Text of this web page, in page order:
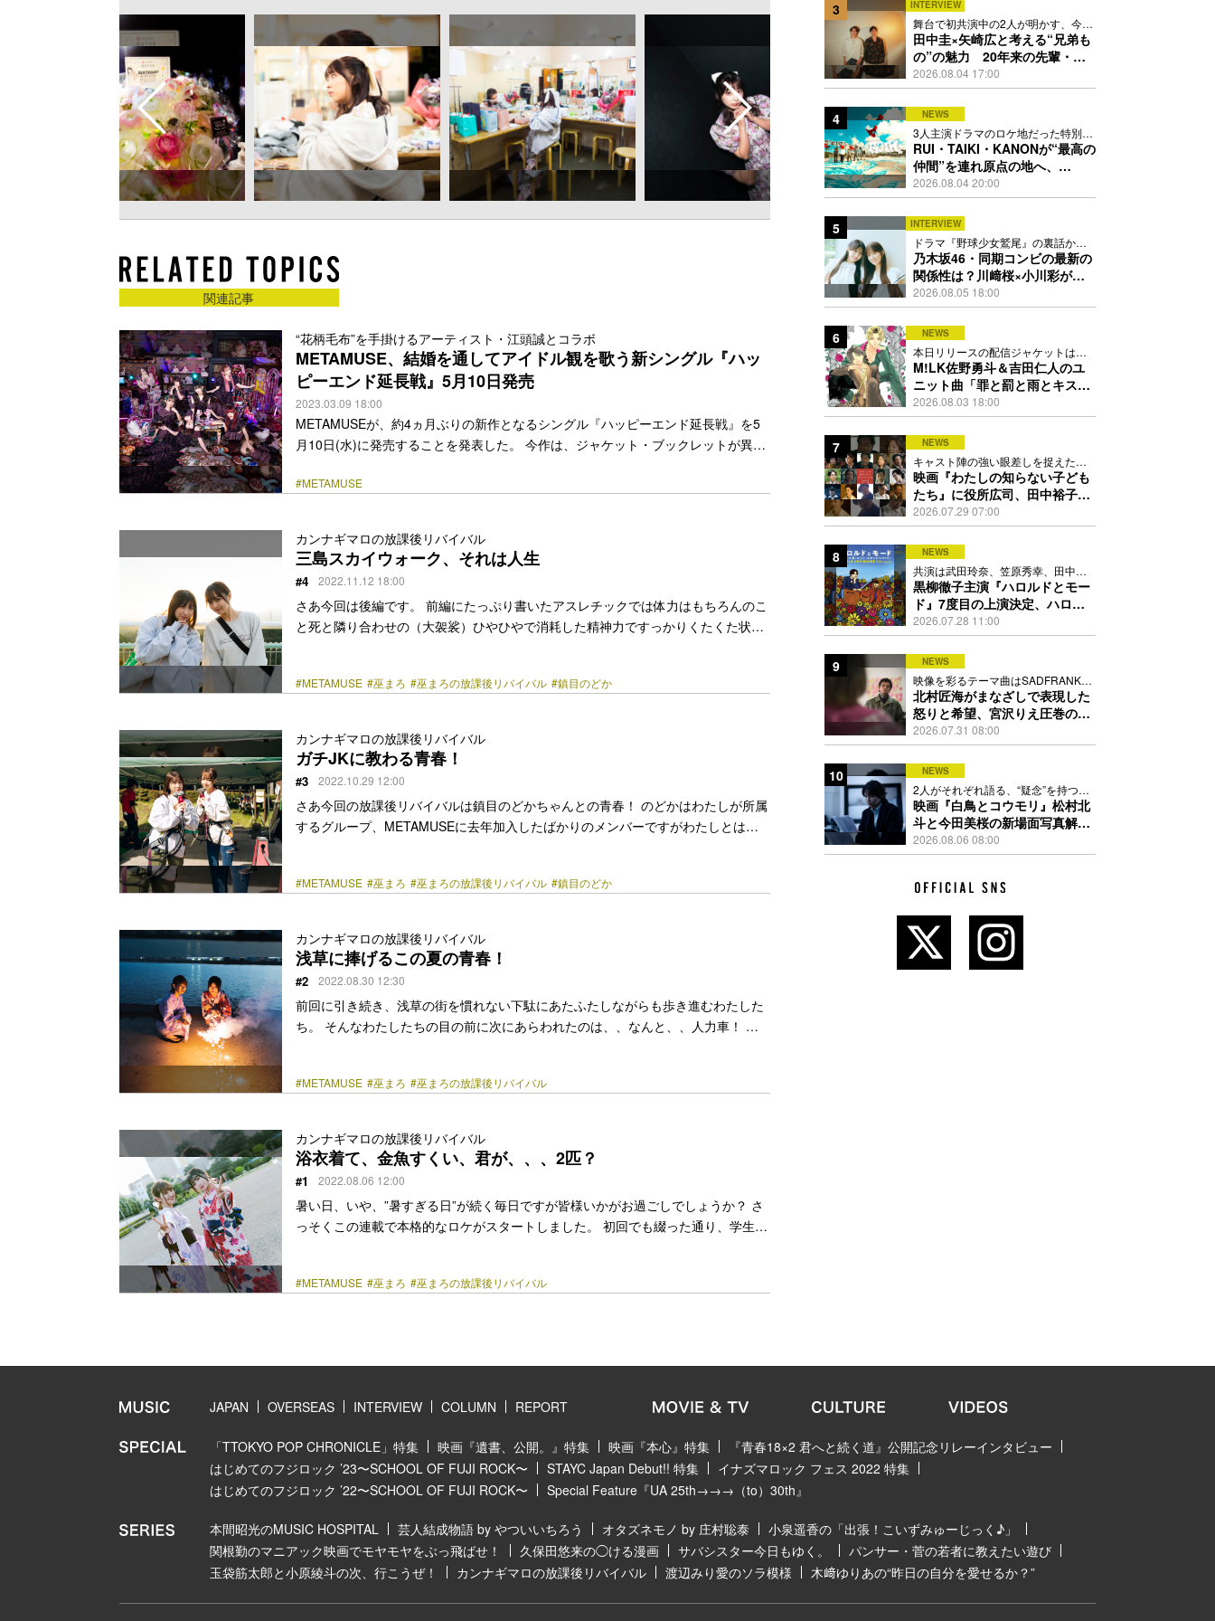
関連記事
“花柄毛布”を手掛けるアーティスト・江頭誠とコラボ
METAMUSE、結婚を通してアイドル観を歌う新シングル『ハッ
ピーエンド延長戦』5月10日発売
2023.03.09 18:00
METAMUSEが、約4ヵ月ぶりの新作となるシングル『ハッピーエンド延長戦』を5
月10日(水)に発売することを発表した。 今作は、ジャケット・ブックレットが異な
インメント（株）を販売元とし、“抱きしめる”と“保有する時代へ”という意味を込め
ョンを手掛け、近年ではGUCCIのショートフィルム「Kaguya by Gucci」のアート
ワークなどで活躍するアーティスト… <a class="more-link"
href="https://bezzy.jp/2023/03/20987/"></a>
#METAMUSE
カンナギマロの放課後リバイバル
三島スカイウォーク、それは人生
#4 2022.11.12 18:00
さあ今回は後編です。 前編にたっぷり書いたアスレチックでは体力はもちろんのこ
と死と隣り合わせの（大袈裟）ひやひやで消耗した精神力ですっかりくたくた状態
何台かあり空腹のあまりになんでもいいから食べたい状態のわたしたちにとってそ
揚げと焼きそばをチョイス せっかく静岡に来たのだから静岡おでんでしょ！という
気持ちも一瞬は頭によぎりましたが疲れた体があまりにもジャンクフードを求め…
<a class="more-link" href="https://bezzy.jp/2022/11/13082/"></a>
#METAMUSE #巫まろ #巫まろの放課後リバイバル #鎮目のどか
カンナギマロの放課後リバイバル
ガチJKに教わる青春！
#3 2022.10.29 12:00
さあ今回の放課後リバイバルは鎮目のどかちゃんとの青春！ のどかはわたしが所属
するグループ、METAMUSEに去年加入したばかりのメンバーですがわたしとはな
ゃないかな！？という気持ちもあり 今回はのどかと前から行きたいと言っていたア
代アスレチックに行く遠足をお仕事の都合で欠席してしまったので今回も青春に無
理やりこじつけてない！？ではありません！… <a class="more-link"
href="https://bezzy.jp/2022/10/11506/"></a>
#METAMUSE #巫まろ #巫まろの放課後リバイバル #鎮目のどか
カンナギマロの放課後リバイバル
浅草に捧げるこの夏の青春！
#2 2022.08.30 12:30
前回に引き続き、浅草の街を慣れない下駄にあたふたしながらも歩き進むわたした
ち。 そんなわたしたちの目の前に次にあらわれたのは、、なんと、、人力車！ 駅
景色を何度も目にしていましたがなかなか人力車に乗る一歩を踏み出せずついつい
とに果敢に挑戦していくこの連載。 乗らないという選択肢はないでしょ！ という
ことでわたしたち2人も人力車に乗せていただくことに。 ひと通り人力車の説明…
<a class="more-link" href="https://bezzy.jp/2022/08/7178/"></a>
#METAMUSE #巫まろ #巫まろの放課後リバイバル
カンナギマロの放課後リバイバル
浴衣着て、金魚すくい、君が、、、2匹？
#1 2022.08.06 12:00
暑い日、いや、”暑すぎる日”が続く毎日ですが皆様いかがお過ごしでしょうか？ さ
っそくこの連載で本格的なロケがスタートしました。 初回でも綴った通り、学生時
あれ！？わたし、浴衣をプライベートでちゃんと着てお祭りを楽しんだことがない
href="https://bezzy.jp/2022/08/5248/"></a>
#METAMUSE #巫まろ #巫まろの放課後リバイバル
3 INTERVIEW
舞台で初共演中の2人が明かす、今の
自分をつくる恩人の存在
田中圭×矢崎広と考える“兄弟も
の”の魅力 20年来の先輩・後
輩が初めて見つけた互いの共通
点とは
2026.08.04 17:00
4 NEWS
3人主演ドラマのロケ地だった特別な
場所で撮影を敢行
RUI・TAIKI・KANONが“最高の
仲間”を連れ原点の地へ、
STARGLOW「GOTH」ダンス
映像公開
2026.08.04 20:00
5 INTERVIEW
ドラマ『野球少女鷲尾』の裏話から
隠れた素顔にたっぷり迫る
乃木坂46・同期コンビの最新の
関係性は？川﨑桜×小川彩が明
かす互いの推しポイント
2026.08.05 18:00
6 NEWS
本日リリースの配信ジャケットは
PEACH-PITが描き下ろし
M!LK佐野勇斗＆吉田仁人のユ
ニット曲「罪と罰と雨とキス」
MV公開、2人が霧雨と共に舞い
踊る
2026.08.03 18:00
7 NEWS
キャスト陣の強い眼差しを捉えたポ
スター、本予告も解禁
映画『わたしの知らない子ども
たち』に役所広司、田中裕子、
岡田准一、吉田羊、坂東龍汰ら
13人
2026.07.29 07:00
8 NEWS
共演は武田玲奈、笠原秀幸、田中要
次、井川遥
黒柳徹子主演『ハロルドとモー
ド』7度目の上演決定、ハロル
ド役はKEY TO LIT岩﨑大昇
2026.07.28 11:00
9 NEWS
映像を彩るテーマ曲はSADFRANKが
歌う「愛の讃歌」カバー
北村匠海がまなざしで表現した
怒りと希望、宮沢りえ圧巻の演
技が光る『しびれ』90秒予告解
禁
2026.07.31 08:00
10 NEWS
2人がそれぞれ語る、“疑念”を持つこ
との苦しさとは
映画『白鳥とコウモリ』松村北
斗と今田美桜の新場面写真解
禁、事件前後で一変する表情捉
えた全4点
2026.08.06 08:00
JAPAN OVERSEAS INTERVIEW COLUMN REPORT
「TTOKYO POP CHRONICLE」特集 映画『遺書、公開。』特集 映画『本心』特集
『青春18×2 君へと続く道』公開記念リレーインタビュー
はじめてのフジロック ’23〜SCHOOL OF FUJI ROCK〜
STAYC Japan Debut!! 特集
イナズマロック フェス 2022 特集
はじめてのフジロック ’22〜SCHOOL OF FUJI ROCK〜
Special Feature『UA 25th→→→（to）30th』
本間昭光のMUSIC HOSPITAL 芸人結成物語 by やついいちろう オタズネモノ by 庄村聡泰
小泉遥香の「出張！こいずみゅーじっく♪」
関根勤のマニアック映画でモヤモヤをぶっ飛ばせ！
久保田悠来の◯ける漫画 サバシスター今日もゆく。
パンサー・菅の若者に教えたい遊び
玉袋筋太郎と小原綾斗の次、行こうぜ！
カンナギマロの放課後リバイバル 渡辺みり愛のソラ模様 木﨑ゆりあの“昨日の自分を愛せるか？”